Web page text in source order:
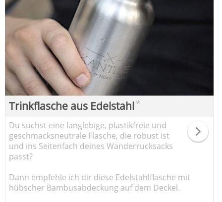
Trinkflasche aus Edelstahl*
Du suchst eine langlebige, plastikfreie und
geschmacksneutrale Flasche, die robust ist
und ins Seitenfach deines Wanderrucksacks
passt?
Dann empfehle ich dir diese Edelstahlflasche mit
hübscher Bambusabdeckung auf dem Deckel.